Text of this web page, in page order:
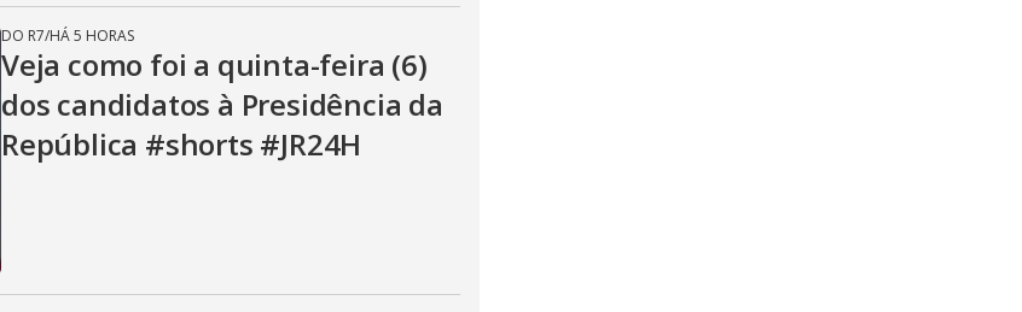
DO R7/HÁ 5 HORAS
Veja como foi a quinta-feira (6)
dos candidatos à Presidência da
República #shorts #JR24H